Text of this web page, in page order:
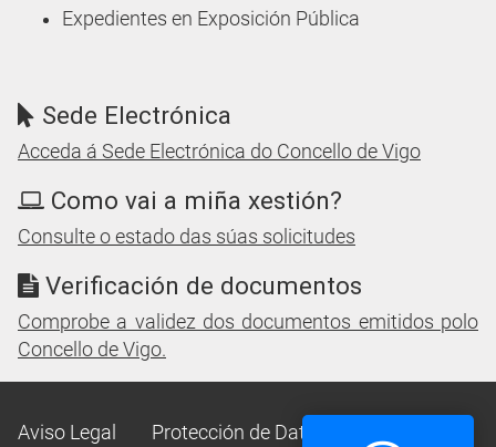
Expedientes en Exposición Pública
Sede Electrónica
Acceda á Sede Electrónica do Concello de Vigo
Como vai a miña xestión?
Consulte o estado das súas solicitudes
Verificación de documentos
Comprobe a validez dos documentos emitidos polo
Concello de Vigo.
Aviso Legal Protección de Datos